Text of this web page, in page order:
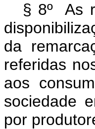
§ 8º As
da
referidas
aos
sociedade
por